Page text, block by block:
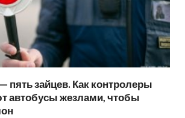
пять зайцев. Как контролеры
автобусы жезлами, чтобы